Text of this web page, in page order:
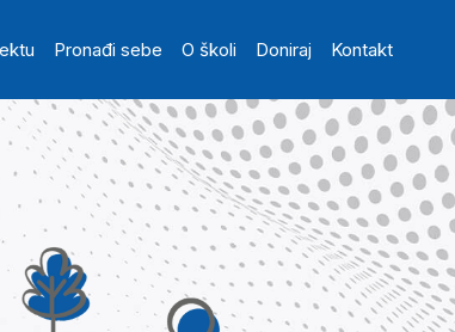
navigation
Pronađi sebe O školi Doniraj Kontakt